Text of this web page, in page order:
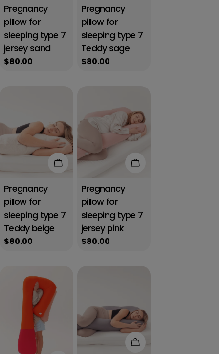
Pregnancy
pillow for
sleeping type 7
jersey sand
Regular
$80.00
Pregnancy
pillow for
sleeping type 7
Teddy sage
Regular
$80.00
Add to cart
Pregnancy
pillow for
sleeping type 7
Teddy beige
Regular
$80.00
Add to cart
Pregnancy
pillow for
sleeping type 7
jersey pink
Regular
$80.00
Add to cart